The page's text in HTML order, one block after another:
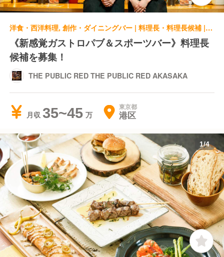
洋食・西洋料理, 創作・ダイニングバー | 料理長・料理長候補 | THE PUBLIC RED THE PUBLIC RED AKASAKA
《新感覚ガストロパブ＆スポーツバー》料理長
候補を募集！
THE PUBLIC RED THE PUBLIC RED AKASAKA
月収 35~45 東京都
港区
1/4